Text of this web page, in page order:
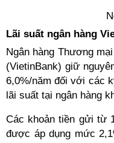
Lãi suất ngân hàng
Ngân hàng Thương
(VietinBank) giữ
6,0%/năm đối với các
lãi suất tại ngân hàng
Các khoản tiền gửi từ
được áp dụng mức